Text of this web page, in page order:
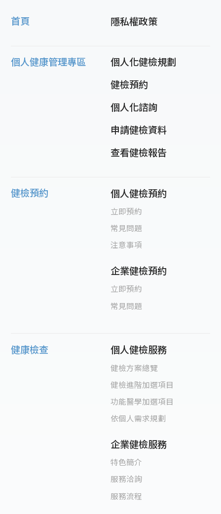
首頁 隱私權政策
個人健康管理專區
個人化健檢規劃
健檢預約
個人化諮詢
申請健檢資料
查看健檢報告
健檢預約 個人健檢預約
立即預約
常見問題
注意事項
企業健檢預約
立即預約
常見問題
健康檢查 個人健檢服務
健檢方案總覽
健檢進階加選項目
功能醫學加選項目
依個人需求規劃
企業健檢服務
特色簡介
服務洽詢
服務流程